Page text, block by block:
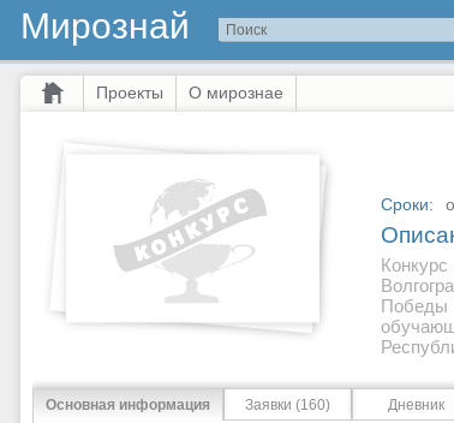
Мирознай
Проекты О мирознае
Сроки:
Основная информация Заявки (160) Дневник